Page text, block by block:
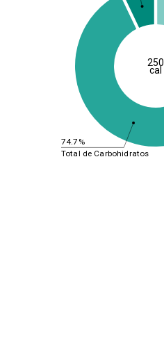
74.7%
Total de Carbohidratos
250
cal